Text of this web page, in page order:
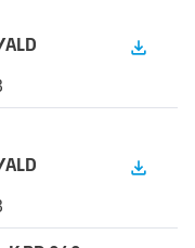
file_download
file_download